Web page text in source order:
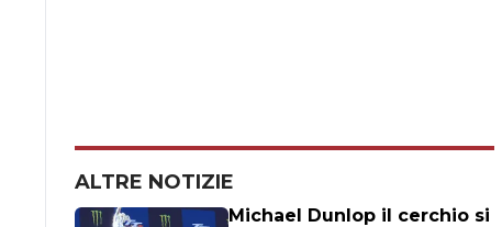
ALTRE NOTIZIE
Michael Dunlop il cerchio si